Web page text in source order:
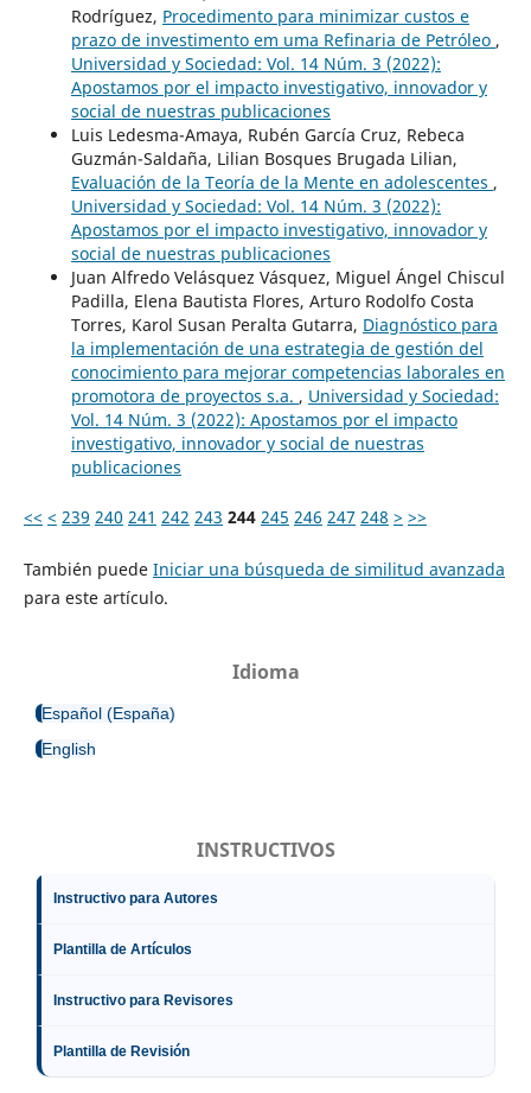
Rodríguez, Procedimento para minimizar custos e
prazo de investimento em uma Refinaria de Petróleo ,
Universidad y Sociedad: Vol. 14 Núm. 3 (2022):
Apostamos por el impacto investigativo, innovador y
social de nuestras publicaciones
Luis Ledesma-Amaya, Rubén García Cruz, Rebeca
Guzmán-Saldaña, Lilian Bosques Brugada Lilian,
Evaluación de la Teoría de la Mente en adolescentes ,
Universidad y Sociedad: Vol. 14 Núm. 3 (2022):
Apostamos por el impacto investigativo, innovador y
social de nuestras publicaciones
Juan Alfredo Velásquez Vásquez, Miguel Ángel Chiscul
Padilla, Elena Bautista Flores, Arturo Rodolfo Costa
Torres, Karol Susan Peralta Gutarra, Diagnóstico para
la implementación de una estrategia de gestión del
conocimiento para mejorar competencias laborales en
promotora de proyectos s.a. , Universidad y Sociedad:
Vol. 14 Núm. 3 (2022): Apostamos por el impacto
investigativo, innovador y social de nuestras
publicaciones
<< < 239 240 241 242 243 244 245 246 247 248 > >>
También puede Iniciar una búsqueda de similitud avanzada
para este artículo.
Idioma
Español (España)
English
INSTRUCTIVOS
Instructivo para Autores
Plantilla de Artículos
Instructivo para Revisores
Plantilla de Revisión